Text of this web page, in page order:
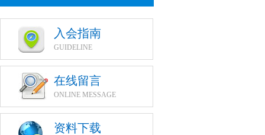
入会指南
GUIDELINE
在线留言
ONLINE MESSAGE
资料下载